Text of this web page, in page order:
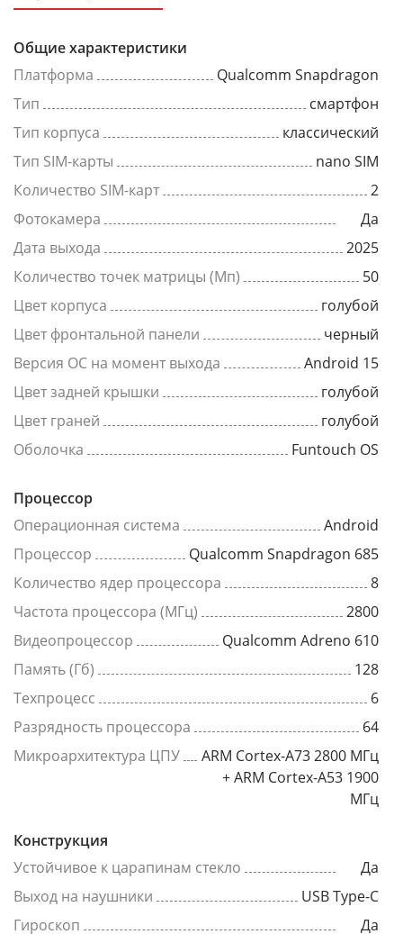
Общие характеристики
Платформа
Qualcomm Snapdragon
Тип
смартфон
Тип корпуса
классический
Тип SIM-карты
nano SIM
Количество SIM-карт
2
Фотокамера
Да
Дата выхода
2025
Количество точек матрицы (Мп)
50
Цвет корпуса
голубой
Цвет фронтальной панели
черный
Версия ОС на момент выхода
Android 15
Цвет задней крышки
голубой
Цвет граней
голубой
Оболочка
Funtouch OS
Процессор
Операционная система
Android
Процессор
Qualcomm Snapdragon 685
Количество ядер процессора
8
Частота процессора (МГц)
2800
Видеопроцессор
Qualcomm Adreno 610
Память (Гб)
128
Техпроцесс
6
Разрядность процессора
64
Микроархитектура ЦПУ
ARM Cortex-A73 2800 МГц
+ ARM Cortex-A53 1900
МГц
Конструкция
Устойчивое к царапинам стекло
Да
Выход на наушники
USB Type-C
Гироскоп
Да